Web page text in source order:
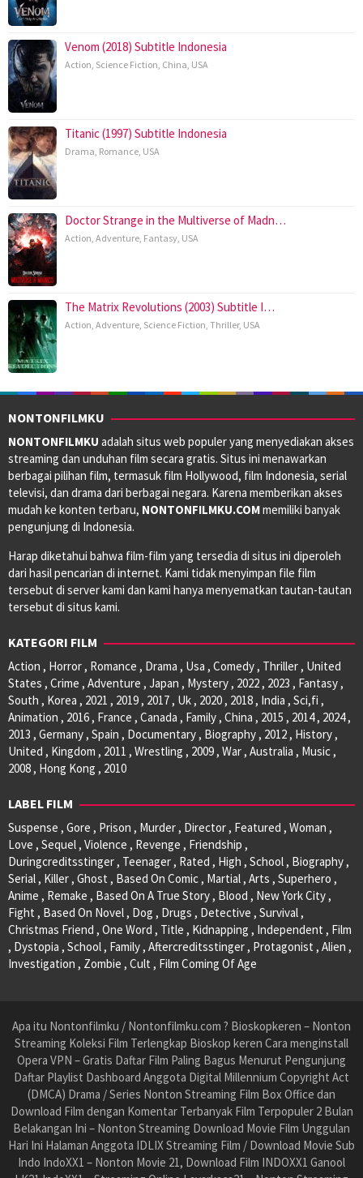
Venom (2018) Subtitle Indonesia
Action, Science Fiction, China, USA
Titanic (1997) Subtitle Indonesia
Drama, Romance, USA
Doctor Strange in the Multiverse of Madn…
Action, Adventure, Fantasy, USA
The Matrix Revolutions (2003) Subtitle I…
Action, Adventure, Science Fiction, Thriller, USA
NONTONFILMKU
NONTONFILMKU adalah situs web populer yang menyediakan akses
streaming dan unduhan film secara gratis. Situs ini menawarkan
berbagai pilihan film, termasuk film Hollywood, film Indonesia, serial
televisi, dan drama dari berbagai negara. Karena memberikan akses
mudah ke konten terbaru, NONTONFILMKU.COMmemiliki banyak
pengunjung di Indonesia.
Harap diketahui bahwa film-film yang tersedia di situs ini diperoleh
dari hasil pencarian di internet. Kami tidak menyimpan file film
tersebut di server kami dan kami hanya menyematkan tautan-tautan
tersebut di situs kami.
KATEGORI FILM
Action , Horror , Romance , Drama , Usa , Comedy , Thriller , United
States , Crime , Adventure , Japan , Mystery , 2022 , 2023 , Fantasy ,
South , Korea , 2021 , 2019 , 2017 , Uk , 2020 , 2018 , India , Sci,fi ,
Animation , 2016 , France , Canada , Family , China , 2015 , 2014 , 2024 ,
2013 , Germany , Spain , Documentary , Biography , 2012 , History ,
United , Kingdom , 2011 , Wrestling , 2009 , War , Australia , Music ,
2008 , Hong Kong , 2010
LABEL FILM
Suspense , Gore , Prison , Murder , Director , Featured , Woman ,
Love , Sequel , Violence , Revenge , Friendship ,
Duringcreditsstinger , Teenager , Rated , High , School , Biography ,
Serial , Killer , Ghost , Based On Comic , Martial , Arts , Superhero ,
Anime , Remake , Based On A True Story , Blood , New York City ,
Fight , Based On Novel , Dog , Drugs , Detective , Survival ,
Christmas Friend , One Word , Title , Kidnapping , Independent , Film
, Dystopia , School , Family , Aftercreditsstinger , Protagonist , Alien ,
Investigation , Zombie , Cult , Film Coming Of Age
Apa itu Nontonfilmku / Nontonfilmku.com ? Bioskopkeren – Nonton
Streaming Koleksi Film Terlengkap Bioskop keren Cara menginstall
Opera VPN – Gratis Daftar Film Paling Bagus Menurut Pengunjung
Daftar Playlist Dashboard Anggota Digital Millennium Copyright Act
(DMCA) Drama / Series Nonton Streaming Film Box Office dan
Download Film dengan Komentar Terbanyak Film Terpopuler 2 Bulan
Belakangan Ini – Nonton Streaming Download Movie Film Unggulan
Hari Ini Halaman Anggota IDLIX Streaming Film / Download Movie Sub
Indo IndoXX1 – Nonton Movie 21, Download Film INDOXX1 Ganool